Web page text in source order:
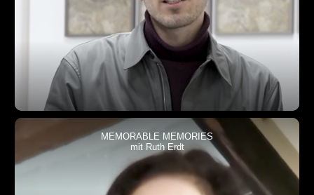
MEMORABLE MEMORIES
mit Ruth Erdt